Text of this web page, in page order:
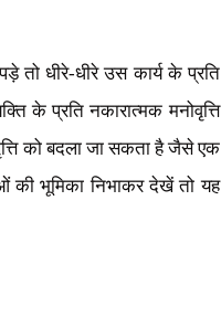
तो धीरे-धीरे उस कार्य के प्रति
के प्रति नकारात्मक मनोवृत्ति
को बदला जा सकता है जैसे एक
की भूमिका निभाकर देखें तो यह